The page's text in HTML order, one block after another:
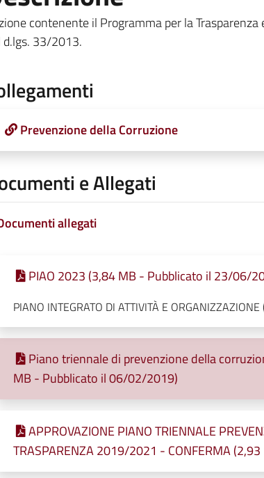
contenente il Programma per la
d.lgs. 33/2013.
Prevenzione della Corruzione
e Allegati
allegati
PIAO 2023 (3,84 MB - Pubblicato il 23/06/
PIANO INTEGRATO DI ATTIVITÀ E
Piano triennale di prevenzione della
MB - Pubblicato il 06/02/2019)
APPROVAZIONE PIANO TRIENNALE
TRASPARENZA 2019/2021 - CONFERMA